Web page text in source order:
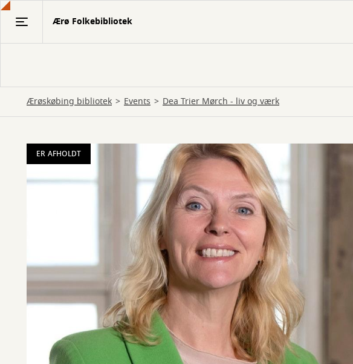
Gå
Ærø Folkebibliotek
Ærøskøbing bibliotek Events Dea Trier Mørch - liv og værk
ER AFHOLDT